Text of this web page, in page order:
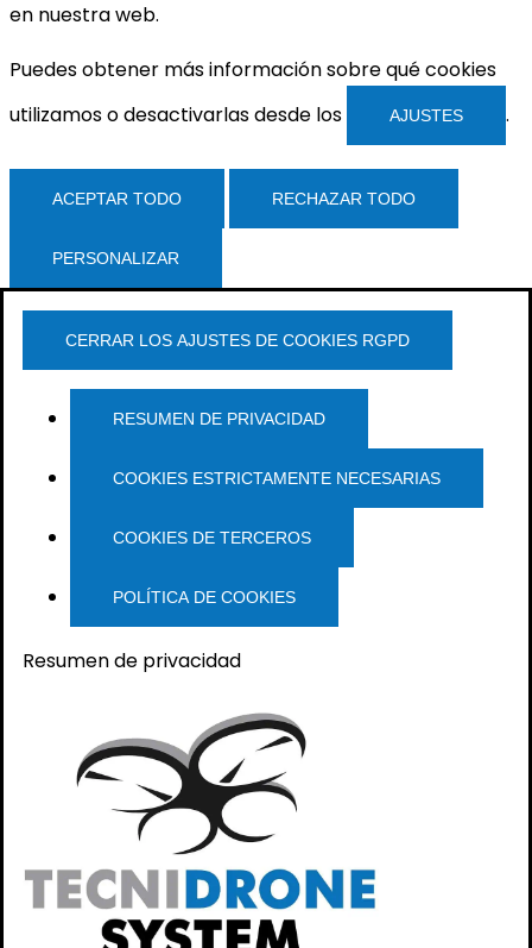
en nuestra web.
Puedes obtener más información sobre qué cookies
utilizamos o desactivarlas desde los
AJUSTES .
ACEPTAR TODO RECHAZAR TODO
PERSONALIZAR
CERRAR LOS AJUSTES DE COOKIES RGPD
RESUMEN DE PRIVACIDAD
COOKIES ESTRICTAMENTE NECESARIAS
COOKIES DE TERCEROS
POLÍTICA DE COOKIES
Resumen de privacidad